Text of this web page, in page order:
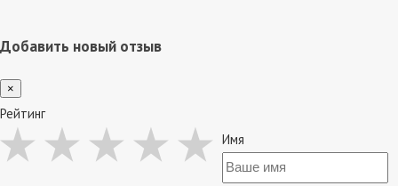
Добавить новый отзыв
×
Рейтинг
Имя